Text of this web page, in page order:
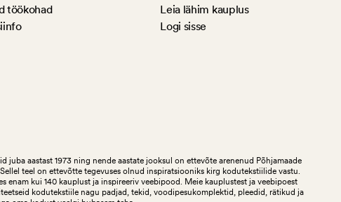
töökohad
Leia lähim kauplus
Logi sisse
juba aastast 1973 ning nende aastate jooksul on ettevõte arenenud Põhjamaade
Sellel teel on ettevõtte tegevuses olnud inspiratsiooniks kirg kodutekstiilide vastu.
enam kui 140 kauplust ja inspireeriv veebipood. Meie kauplustest ja veebipoest
kodutekstiile nagu padjad, tekid, voodipesukomplektid, pleedid, rätikud ja